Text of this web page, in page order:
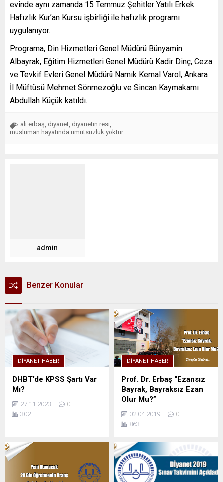
evinde aynı zamanda 15 Temmuz Şehitler Yatılı Erkek
Hafızlık Kur’an Kursu işbirliği ile hafızlık programı
uygulanıyor.
Programa, Din Hizmetleri Genel Müdürü Bünyamin
Albayrak, Eğitim Hizmetleri Genel Müdürü Kadir Dinç, Ceza
ve Tevkif Evleri Genel Müdürü Namık Kemal Varol, Ankara
İl Müftüsü Mehmet Sönmezoğlu ve Sincan Kaymakamı
Abdullah Küçük katıldı.
ali erbaş diyanet diyanetin resi
müslüman hayatında umutsuzluk yoktur
admin
Benzer Konular
DIYANET HABER
DHBT’de KPSS Şartı Var
Mı?
27.11.2023
0
302
DIYANET HABER
Prof. Dr. Erbaş “Ezansız
Bayrak, Bayraksız Ezan
Olur Mu?”
02.04.2019
0
863